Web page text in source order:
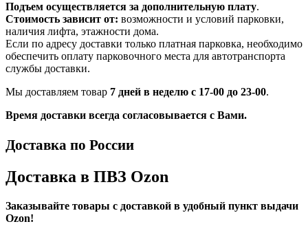
Подъем осуществляется за дополнительную плату.
Стоимость зависит от: возможности и условий парковки,
наличия лифта, этажности дома.
Если по адресу доставки только платная парковка, необходимо
обеспечить оплату парковочного места для автотранспорта
службы доставки.
Мы доставляем товар 7 дней в неделю с 17-00 до 23-00.
Время доставки всегда согласовывается с Вами.
Доставка по России
Доставка в ПВЗ Ozon
Заказывайте товары с доставкой в удобный пункт выдачи
Ozon!